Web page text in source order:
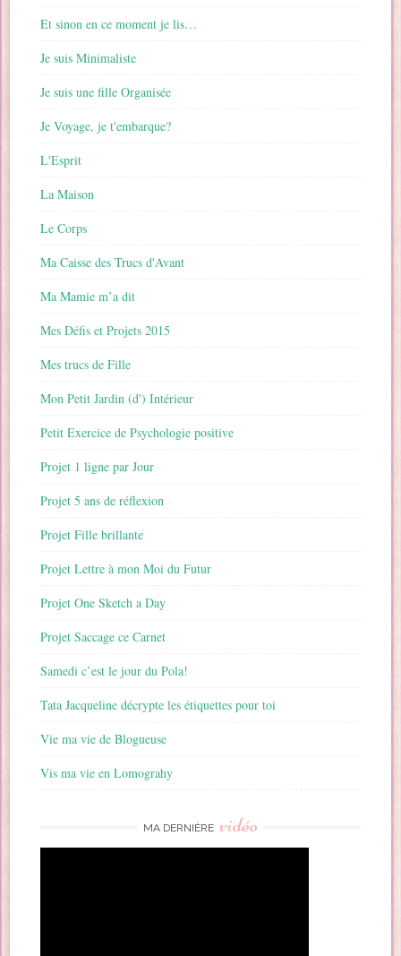
Et sinon en ce moment je lis…
Je suis Minimaliste
Je suis une fille Organisée
Je Voyage, je t'embarque?
L'Esprit
La Maison
Le Corps
Ma Caisse des Trucs d'Avant
Ma Mamie m’a dit
Mes Défis et Projets 2015
Mes trucs de Fille
Mon Petit Jardin (d') Intérieur
Petit Exercice de Psychologie positive
Projet 1 ligne par Jour
Projet 5 ans de réflexion
Projet Fille brillante
Projet Lettre à mon Moi du Futur
Projet One Sketch a Day
Projet Saccage ce Carnet
Samedi c’est le jour du Pola!
Tata Jacqueline décrypte les étiquettes pour toi
Vie ma vie de Blogueuse
Vis ma vie en Lomograhy
MA DERNIÈRE vidéo